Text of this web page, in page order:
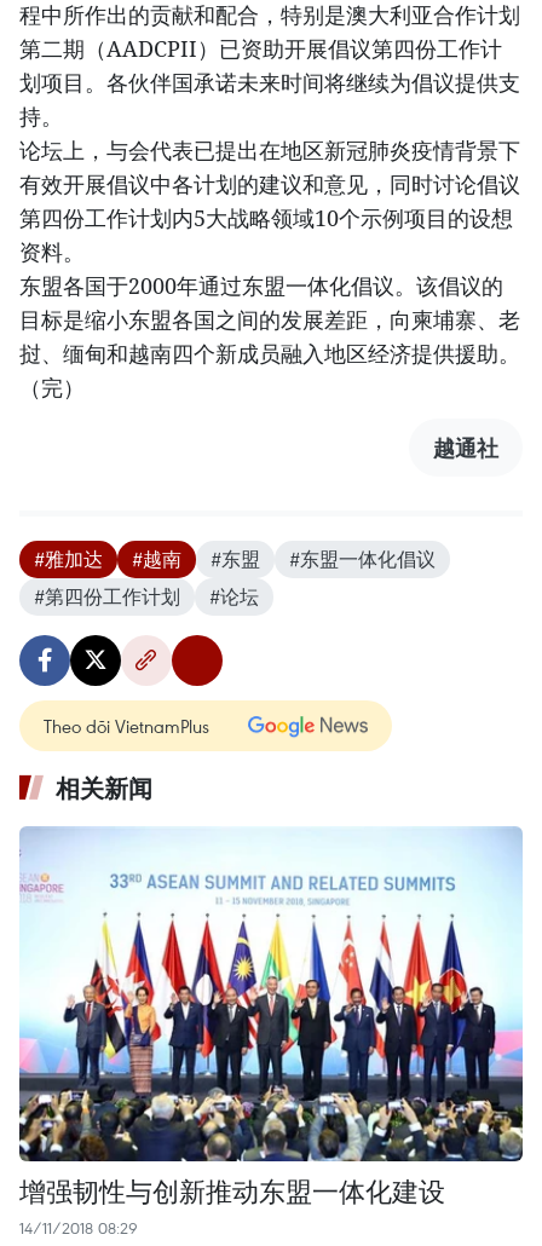
程中所作出的贡献和配合，特别是澳大利亚合作计划
第二期（AADCPII）已资助开展倡议第四份工作计
划项目。各伙伴国承诺未来时间将继续为倡议提供支
持。
论坛上，与会代表已提出在地区新冠肺炎疫情背景下
有效开展倡议中各计划的建议和意见，同时讨论倡议
第四份工作计划内5大战略领域10个示例项目的设想
资料。
东盟各国于2000年通过东盟一体化倡议。该倡议的
目标是缩小东盟各国之间的发展差距，向柬埔寨、老
挝、缅甸和越南四个新成员融入地区经济提供援助。
（完）
越通社
#雅加达 #越南 #东盟
#东盟一体化倡议
#第四份工作计划
#论坛
Theo dõi VietnamPlus
相关新闻
增强韧性与创新推动东盟一体化建设
14/11/2018 08:29